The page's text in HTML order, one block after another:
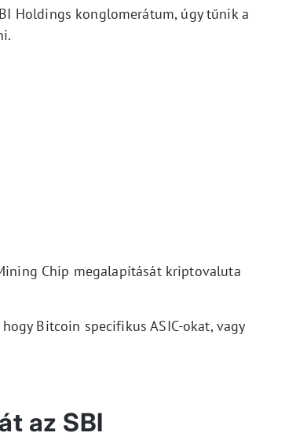
Holdings konglomerátum, úgy tűnik a
Chip megalapítását kriptovaluta
Bitcoin specifikus ASIC-okat, vagy
az SBI